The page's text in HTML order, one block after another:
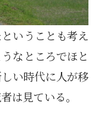
いうことも考え
なところでほと
い時代に人が移
は見ている。